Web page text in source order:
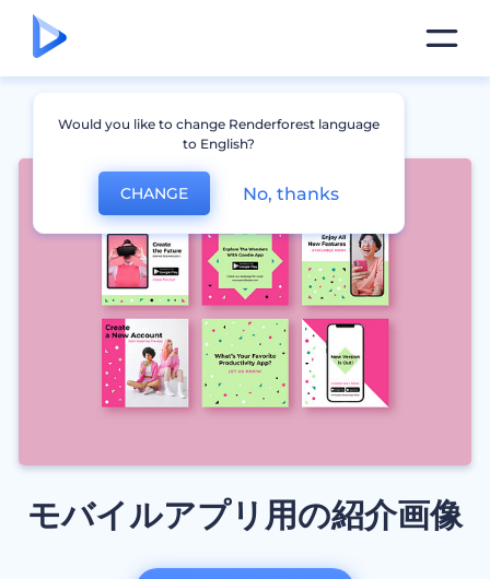
モバイルアプリ用の紹介画像
Would you like to change Renderforest language
to English?
CHANGE No, thanks